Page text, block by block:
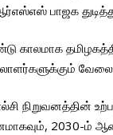
ஆர்எஸ்எஸ் பாஜக
காலமாக
வேலை
நிறுவனத்தின்
2030-ம்